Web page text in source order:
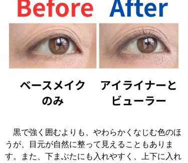
黒で強く囲むよりも、やわらかくなじむ色のほ
うが、目元が自然に整って見えることもありま
す。また、下まぶたにも入れやすく、上下に入れ